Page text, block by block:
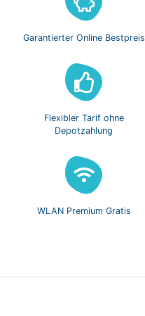
Garantierter Online Bestpreis
Flexibler Tarif ohne
Depotzahlung
WLAN Premium Gratis